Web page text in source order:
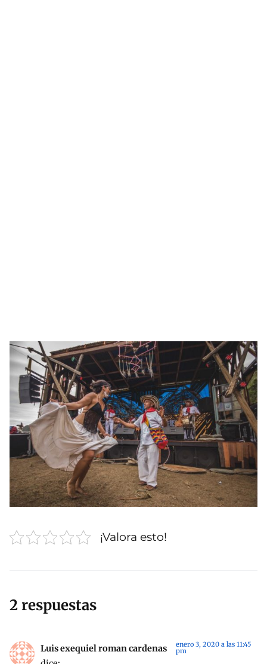
¡Valora esto!
2 respuestas
Luis exequiel roman cardenas
enero 3, 2020 a las 11:45
pm